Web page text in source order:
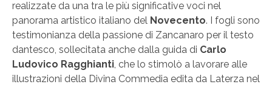
realizzate da una tra le più significative voci nel
panorama artistico italiano del Novecento. I fogli sono
testimonianza della passione di Zancanaro per il testo
dantesco, sollecitata anche dalla guida di Carlo
Ludovico Ragghianti, che lo stimolò a lavorare alle
illustrazioni della Divina Commedia edita da Laterza nel